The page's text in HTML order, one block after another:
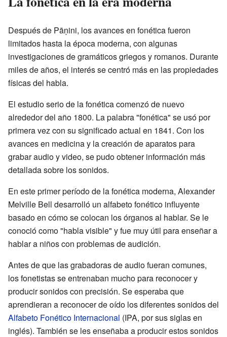
Después de Pāṇini, los avances en fonética fueron
limitados hasta la época moderna, con algunas
investigaciones de gramáticos griegos y romanos. Durante
miles de años, el interés se centró más en las propiedades
físicas del habla.
El estudio serio de la fonética comenzó de nuevo
alrededor del año 1800. La palabra "fonética" se usó por
primera vez con su significado actual en 1841. Con los
avances en medicina y la creación de aparatos para
grabar audio y video, se pudo obtener información más
detallada sobre los sonidos.
En este primer período de la fonética moderna, Alexander
Melville Bell desarrolló un alfabeto fonético influyente
basado en cómo se colocan los órganos al hablar. Se le
conoció como "habla visible" y fue muy útil para enseñar a
hablar a niños con problemas de audición.
Antes de que las grabadoras de audio fueran comunes,
los fonetistas se entrenaban mucho para reconocer y
producir sonidos con precisión. Se esperaba que
aprendieran a reconocer de oído los diferentes sonidos del
Alfabeto Fonético Internacional (IPA, por sus siglas en
inglés). También se les enseñaba a producir estos sonidos